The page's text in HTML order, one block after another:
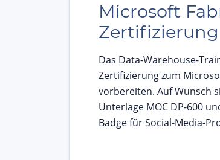
Microsoft
Zertifizierung
Das Data-Warehouse-
Zertifizierung zum
vorbereiten. Auf Wunsch
Unterlage MOC DP-600
Badge für Social-Media-